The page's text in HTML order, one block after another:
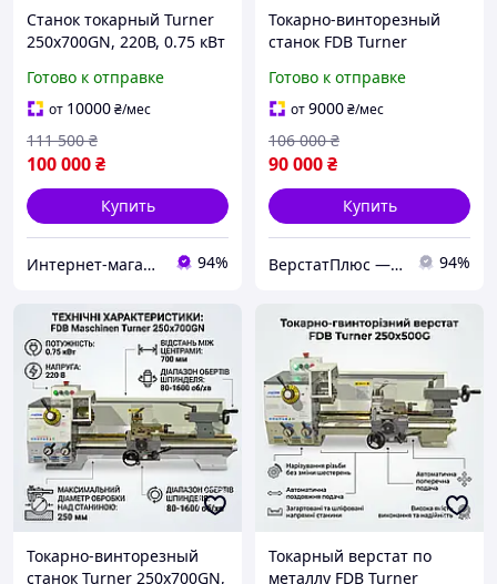
Станок токарный Turner
250x700GN, 220В, 0.75 кВт
Готово к отправке
от 10000₴/мес
100 000₴
111 500 ₴
Купить
Интернет-магазин BoomMarket 94%
Токарно-винторезный
станок FDB Turner
Готово к отправке
от9000₴/мес
90 000₴
106 000 ₴
Купить
ВерстатПлюс — верстати та обладнання 94%
Токарно-винторезный
станок Turner 250x700GN,
Токарный верстат по
металлу FDB Turner